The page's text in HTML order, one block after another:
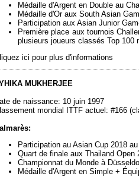
Médaille d'Argent en Double au
Médaille d'Or aux South Asian
Participation aux Asian Junior
Première place aux tournois
plusieurs joueurs classés Top 100
ici pour plus d'informations
MUKHERJEE
de naissance: 10 juin 1997
mondial ITTF actuel: #166
Participation au Asian Cup 2018
Quart de finale aux Thailand Open
Championnat du Monde à
Médaille d'Argent en Simple +